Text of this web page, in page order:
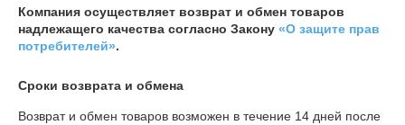
Компания осуществляет возврат и обмен товаров
надлежащего качества согласно Закону «О защите прав
потребителей».
Сроки возврата и обмена
Возврат и обмен товаров возможен в течение 14 дней после